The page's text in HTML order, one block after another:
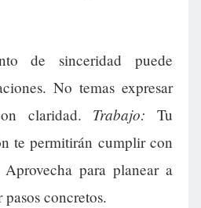
de sinceridad puede
No temas expresar
claridad. Trabajo: Tu
te permitirán cumplir con
para planear a
concretos.